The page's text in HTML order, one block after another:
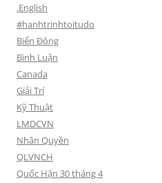
.English
#hanhtrinhtoitudo
Biển Đông
Bình Luận
Canada
Giải Trí
Kỹ Thuật
LMDCVN
Nhân Quyền
QLVNCH
Quốc Hận 30 tháng 4